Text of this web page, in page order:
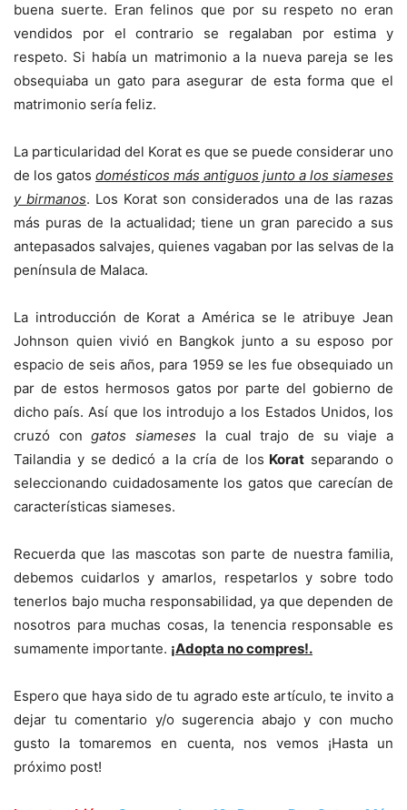
buena suerte. Eran felinos que por su respeto no eran
vendidos por el contrario se regalaban por estima y
respeto. Si había un matrimonio a la nueva pareja se les
obsequiaba un gato para asegurar de esta forma que el
matrimonio sería feliz.
La particularidad del Korat es que se puede considerar uno
de los gatos domésticos más antiguos junto a los siameses
y birmanos. Los Korat son considerados una de las razas
más puras de la actualidad; tiene un gran parecido a sus
antepasados salvajes, quienes vagaban por las selvas de la
península de Malaca.
La introducción de Korat a América se le atribuye Jean
Johnson quien vivió en Bangkok junto a su esposo por
espacio de seis años, para 1959 se les fue obsequiado un
par de estos hermosos gatos por parte del gobierno de
dicho país. Así que los introdujo a los Estados Unidos, los
cruzó congatos siameses la cual trajo de su viaje a
Tailandia y se dedicó a la cría de los Korat separando o
seleccionando cuidadosamente los gatos que carecían de
características siameses.
Recuerda que las mascotas son parte de nuestra familia,
debemos cuidarlos y amarlos, respetarlos y sobre todo
tenerlos bajo mucha responsabilidad, ya que dependen de
nosotros para muchas cosas, la tenencia responsable es
sumamente importante. ¡Adopta no compres!.
Espero que haya sido de tu agrado este artículo, te invito a
dejar tu comentario y/o sugerencia abajo y con mucho
gusto la tomaremos en cuenta, nos vemos ¡Hasta un
próximo post!